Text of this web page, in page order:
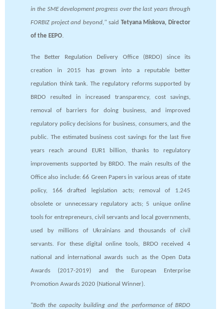
in the SME development progress over the last years through
FORBIZ project and beyond," said Tetyana Miskova, Director
of the EEPO.
The Better Regulation Delivery Office (BRDO) since its
creation in 2015 has grown into a reputable better
regulation think tank. The regulatory reforms supported by
BRDO resulted in increased transparency, cost savings,
removal of barriers for doing business, and improved
regulatory policy decisions for business, consumers, and the
public. The estimated business cost savings for the last five
years reach around EUR1 billion, thanks to regulatory
improvements supported by BRDO. The main results of the
Office also include: 66 Green Papers in various areas of state
policy, 166 drafted legislation acts; removal of 1.245
obsolete or unnecessary regulatory acts; 5 unique online
tools for entrepreneurs, civil servants and local governments,
used by millions of Ukrainians and thousands of civil
servants. For these digital online tools, BRDO received 4
national and international awards such as the Open Data
Awards (2017-2019) and the European Enterprise
Promotion Awards 2020 (National Winner).
"Both the capacity building and the performance of BRDO